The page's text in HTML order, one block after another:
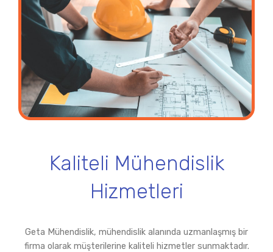
Kaliteli Mühendislik
Hizmetleri
Geta Mühendislik, mühendislik alanında uzmanlaşmış bir
firma olarak müşterilerine kaliteli hizmetler sunmaktadır.